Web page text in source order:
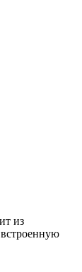
из
встроенную